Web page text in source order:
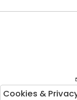
Cookies &